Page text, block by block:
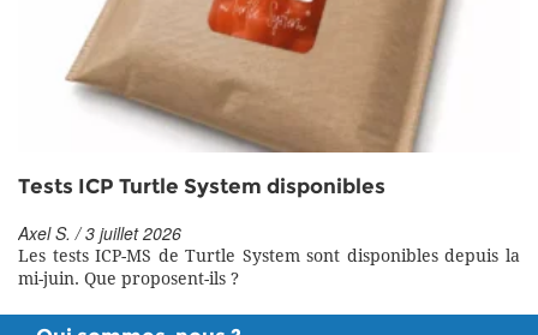
Tests ICP Turtle System disponibles
Axel S. / 3 juillet 2026
Les tests ICP-MS de Turtle System sont disponibles depuis la
mi-juin. Que proposent-ils ?